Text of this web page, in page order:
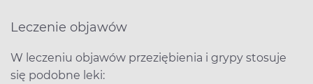
Leczenie objawów
W leczeniu objawów przeziębienia i grypy stosuje
się podobne leki: